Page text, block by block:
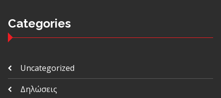
Categories
Uncategorized
Δηλώσεις